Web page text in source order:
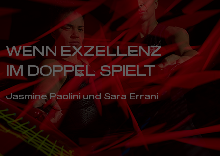
WENN EXZELLENZ
IM DOPPEL SPIELT
Jasmine Paolini und Sara Errani